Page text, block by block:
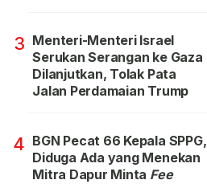
3 Menteri-Menteri Israel
Serukan Serangan ke Gaza
Dilanjutkan, Tolak Pata
Jalan Perdamaian Trump
4 BGN Pecat 66 Kepala SPPG,
Diduga Ada yang Menekan
Mitra Dapur Minta Fee